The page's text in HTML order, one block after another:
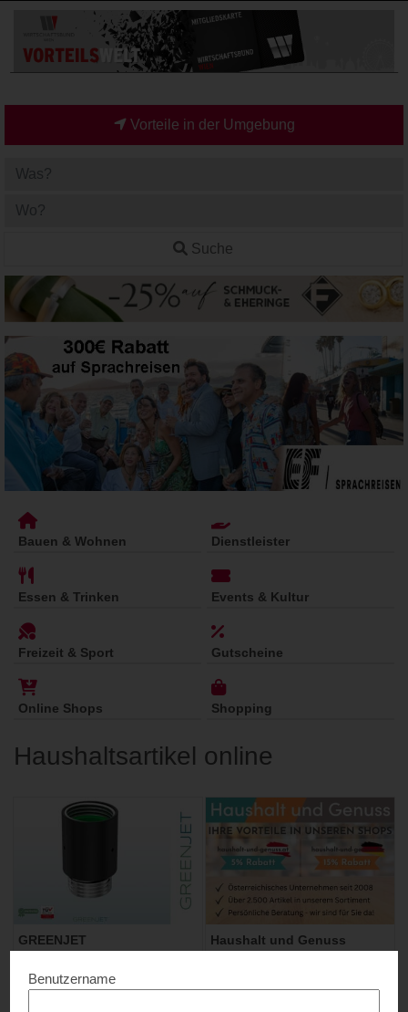
Vorteile in der Umgebung
Suche
Bauen & Wohnen Dienstleister
Essen & Trinken Events & Kultur
Freizeit & Sport Gutscheine
Online Shops Shopping
Haushaltsartikel online
GREENJET
Haushalt und Genuss
Benutzername